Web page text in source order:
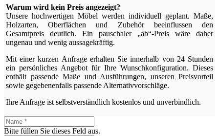
Warum wird kein Preis angezeigt?
Unsere hochwertigen Möbel werden individuell geplant. Maße,
Holzarten, Oberflächen und Zubehör beeinflussen den
Gesamtpreis deutlich. Ein pauschaler „ab“-Preis wäre daher
ungenau und wenig aussagekräftig.
Mit einer kurzen Anfrage erhalten Sie innerhalb von 24 Stunden
ein persönliches Angebot für Ihre Wunschkonfiguration. Dieses
enthält passende Maße und Ausführungen, unseren Preisvorteil
sowie gegebenenfalls passende Alternativvorschläge.
Ihre Anfrage ist selbstverständlich kostenlos und unverbindlich.
Bitte füllen Sie dieses Feld aus.